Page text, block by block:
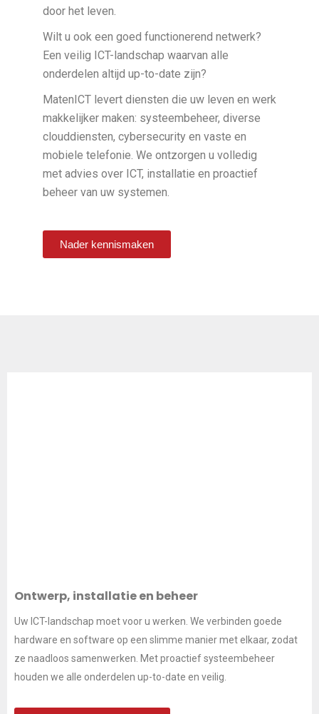
door het leven.
Wilt u ook een goed functionerend netwerk?
Een veilig ICT-landschap waarvan alle
onderdelen altijd up-to-date zijn?
MatenICT levert diensten die uw leven en werk
makkelijker maken: systeembeheer, diverse
clouddiensten, cybersecurity en vaste en
mobiele telefonie. We ontzorgen u volledig
met advies over ICT, installatie en proactief
beheer van uw systemen.
Nader kennismaken
Ontwerp, installatie en beheer
Uw ICT-landschap moet voor u werken. We verbinden goede
hardware en software op een slimme manier met elkaar, zodat
ze naadloos samenwerken. Met proactief systeembeheer
houden we alle onderdelen up-to-date en veilig.